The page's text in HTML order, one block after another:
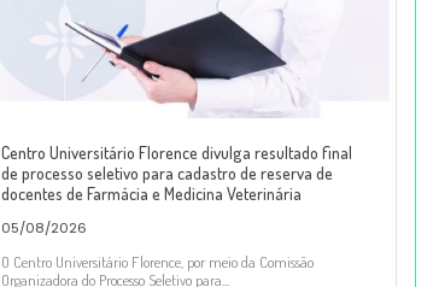
Centro Universitário Florence divulga resultado final
de processo seletivo para cadastro de reserva de
docentes de Farmácia e Medicina Veterinária
05/08/2026
O Centro Universitário Florence, por meio da Comissão
Organizadora do Processo Seletivo para...